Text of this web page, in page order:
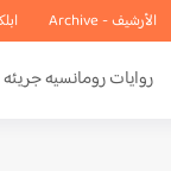
الأرشيف - Archive
روايات رومانسيه جريئه